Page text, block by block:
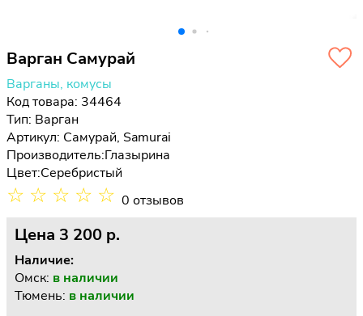
Варган Самурай
Варганы, комусы
Код товара: 34464
Тип: Варган
Артикул: Самурай, Samurai
Производитель:Глазырина
Цвет:Серебристый
☆ ☆ ☆ ☆ ☆ 0 отзывов
Цена 3 200 p.
Наличие:
Омск: в наличии
Тюмень: в наличии